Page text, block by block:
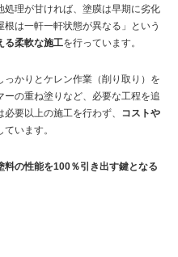
処理が甘ければ、塗膜は早期に劣化
は一軒一軒状態が異なる」という
る柔軟な施工を行っています。
かりとケレン作業（削り取り）を
の重ね塗りなど、必要な工程を追
要以上の施工を行わず、 コストや
います。
の性能を100％引き出す鍵となる